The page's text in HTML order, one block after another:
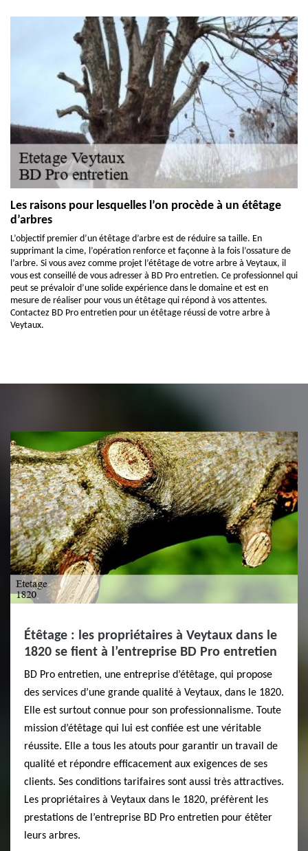
Les raisons pour lesquelles l’on procède à un étêtage
d’arbres
L’objectif premier d’un étêtage d’arbre est de réduire sa taille. En
supprimant la cime, l’opération renforce et façonne à la fois l’ossature de
l’arbre. Si vous avez comme projet l’étêtage de votre arbre à Veytaux, il
vous est conseillé de vous adresser à BD Pro entretien. Ce professionnel qui
peut se prévaloir d’une solide expérience dans le domaine et est en
mesure de réaliser pour vous un étêtage qui répond à vos attentes.
Contactez BD Pro entretien pour un étêtage réussi de votre arbre à
Veytaux.
Étêtage : les propriétaires à Veytaux dans le
1820 se fient à l’entreprise BD Pro entretien
BD Pro entretien, une entreprise d’étêtage, qui propose
des services d’une grande qualité à Veytaux, dans le 1820.
Elle est surtout connue pour son professionnalisme. Toute
mission d’étêtage qui lui est confiée est une véritable
réussite. Elle a tous les atouts pour garantir un travail de
qualité et répondre efficacement aux exigences de ses
clients. Ses conditions tarifaires sont aussi très attractives.
Les propriétaires à Veytaux dans le 1820, préfèrent les
prestations de l’entreprise BD Pro entretien pour étêter
leurs arbres.